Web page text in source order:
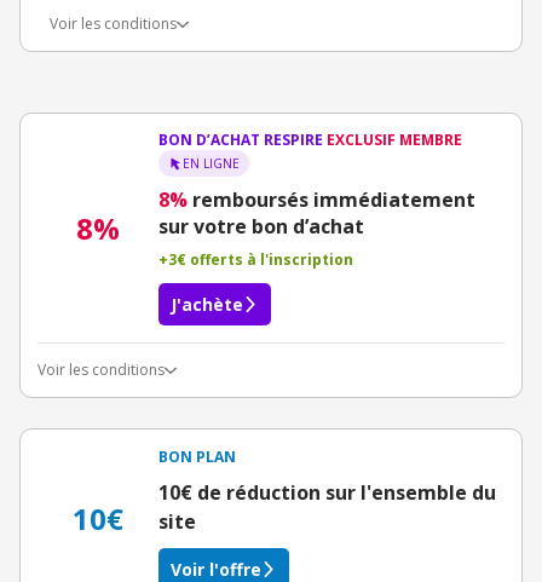
Voir les conditions
Offre réservée à une toute première inscription chez eBuyClub.
8%
BON D’ACHAT RESPIRE EXCLUSIF MEMBRE
EN LIGNE
8% remboursés immédiatement
sur votre bon d’achat
+3€ offerts à l'inscription
J'achète
Voir les conditions
10€
BON PLAN
10€ de réduction sur l'ensemble du
site
Voir l'offre